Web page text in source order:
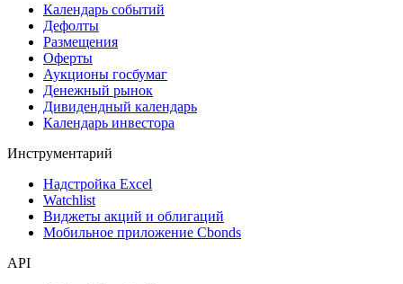
Календарь событий
Дефолты
Размещения
Оферты
Аукционы госбумаг
Денежный рынок
Дивидендный календарь
Календарь инвестора
Инструментарий
Надстройка Excel
Watchlist
Виджеты акций и облигаций
Мобильное приложение Cbonds
API